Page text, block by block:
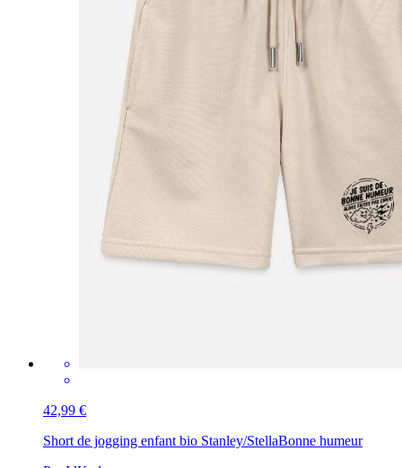
42,99 €
Short de jogging enfant bio Stanley/StellaBonne humeur